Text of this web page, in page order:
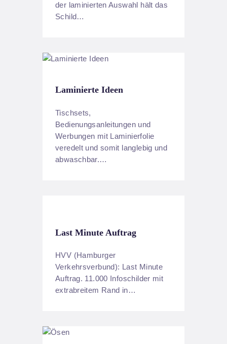
der laminierten Auswahl hält das
Schild…
Laminierte Ideen
Tischsets,
Bedienungsanleitungen und
Werbungen mit Laminierfolie
veredelt und somit langlebig und
abwaschbar.…
Last Minute Auftrag
HVV (Hamburger
Verkehrsverbund): Last Minute
Auftrag. 11.000 Infoschilder mit
extrabreitem Rand in…